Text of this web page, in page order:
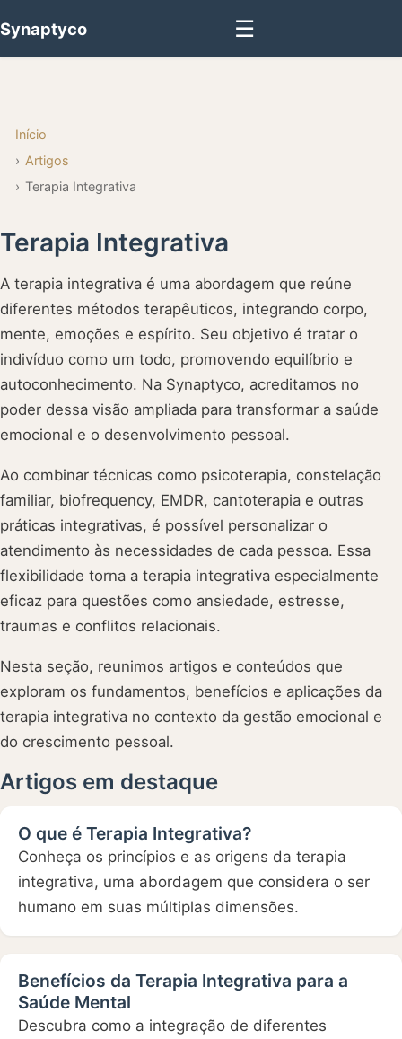
Synaptyco ☰
Início
Artigos
Terapia Integrativa
Terapia Integrativa
A terapia integrativa é uma abordagem que reúne
diferentes métodos terapêuticos, integrando corpo,
mente, emoções e espírito. Seu objetivo é tratar o
indivíduo como um todo, promovendo equilíbrio e
autoconhecimento. Na Synaptyco, acreditamos no
poder dessa visão ampliada para transformar a saúde
emocional e o desenvolvimento pessoal.
Ao combinar técnicas como psicoterapia, constelação
familiar, biofrequency, EMDR, cantoterapia e outras
práticas integrativas, é possível personalizar o
atendimento às necessidades de cada pessoa. Essa
flexibilidade torna a terapia integrativa especialmente
eficaz para questões como ansiedade, estresse,
traumas e conflitos relacionais.
Nesta seção, reunimos artigos e conteúdos que
exploram os fundamentos, benefícios e aplicações da
terapia integrativa no contexto da gestão emocional e
do crescimento pessoal.
Artigos em destaque
O que é Terapia Integrativa?
Conheça os princípios e as origens da terapia
integrativa, uma abordagem que considera o ser
humano em suas múltiplas dimensões.
Benefícios da Terapia Integrativa para a
Saúde Mental
Descubra como a integração de diferentes